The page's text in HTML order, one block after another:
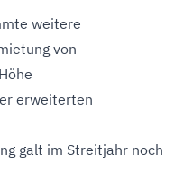
weitere
von
erweiterten
galt im Streitjahr noch